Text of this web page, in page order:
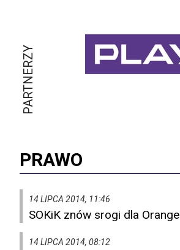
PARTNERZY
PRAWO
14 LIPCA 2014, 11:46
SOKiK znów srogi dla Orange
14 LIPCA 2014, 08:12